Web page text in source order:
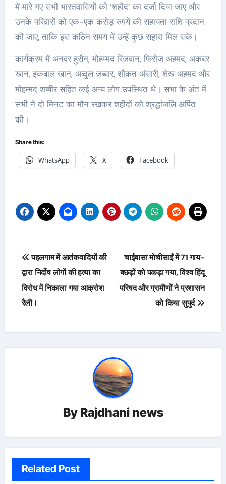
में मारे गए सभी भारतवासियों को ‘शहीद’ का दर्जा दिया जाए और
उनके परिवारों को एक-एक करोड़ रुपये की सहायता राशि प्रदान
की जाए, ताकि इस कठिन समय में उन्हें कुछ सहारा मिल सके।
कार्यक्रम में अनवर हुसैन, मोहम्मद रिजवान, फिरोज अहमद, अकबर
खान, इकबाल खान, अब्दुल जब्बार, शौकत अंसारी, शेख अहमद और
मोहम्मद शब्बीर सहित कई अन्य लोग उपस्थित थे। सभा के अंत में
सभी ने दो मिनट का मौन रखकर शहीदों को श्रद्धांजलि अर्पित
की।
Share this:
WhatsApp X Facebook
Post
navigation
पहलगाम में आतंकवादियों की
द्वारा निर्दोष लोगों की हत्या का
विरोध में निकाला गया आक्रोश
रैली।
चाईबासा मोचीसाईं में 71 गाय-
बछड़ों को पकड़ा गया, विश्व हिंदू
परिषद और ग्रामीणों ने प्रशासन
को किया सुपुर्द
By Rajdhani news
Related Post